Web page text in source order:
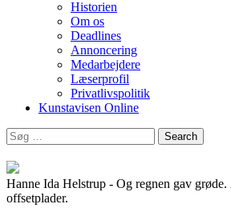
Historien
Om os
Deadlines
Annoncering
Medarbejdere
Læserprofil
Privatlivspolitik
Kunstavisen Online
Search
for:
Hanne Ida Helstrup - Og regnen gav
offsetplader.